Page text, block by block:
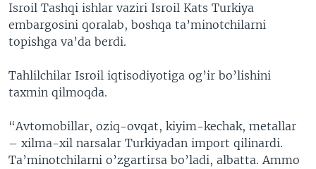
Isroil Tashqi ishlar vaziri Isroil Kats Turkiya
embargosini qoralab, boshqa ta’minotchilarni
topishga va’da berdi.
Tahlilchilar Isroil iqtisodiyotiga og’ir bo’lishini
taxmin qilmoqda.
“Avtomobillar, oziq-ovqat, kiyim-kechak, metallar
– xilma-xil narsalar Turkiyadan import qilinardi.
Ta’minotchilarni o’zgartirsa bo’ladi, albatta. Ammo